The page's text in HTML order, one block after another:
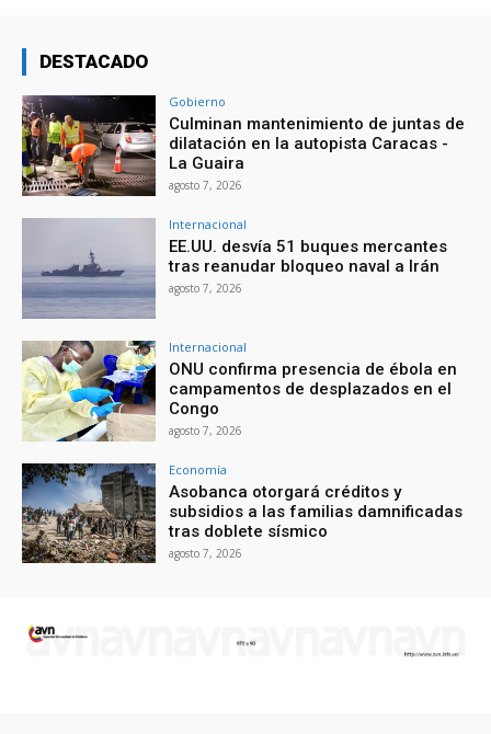
DESTACADO
Gobierno
Culminan mantenimiento de juntas de
dilatación en la autopista Caracas -
La Guaira
agosto 7, 2026
Internacional
EE.UU. desvía 51 buques mercantes
tras reanudar bloqueo naval a Irán
agosto 7, 2026
Internacional
ONU confirma presencia de ébola en
campamentos de desplazados en el
Congo
agosto 7, 2026
Economía
Asobanca otorgará créditos y
subsidios a las familias damnificadas
tras doblete sísmico
agosto 7, 2026